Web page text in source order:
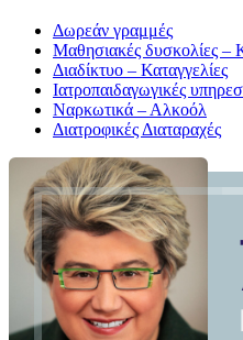
Δωρεάν γραμμές
Μαθησιακές δυσκολίες
Διαδίκτυο – Καταγγελίες
Ιατροπαιδαγωγικές
Ναρκωτικά – Αλκοόλ
Διατροφικές Διαταραχές